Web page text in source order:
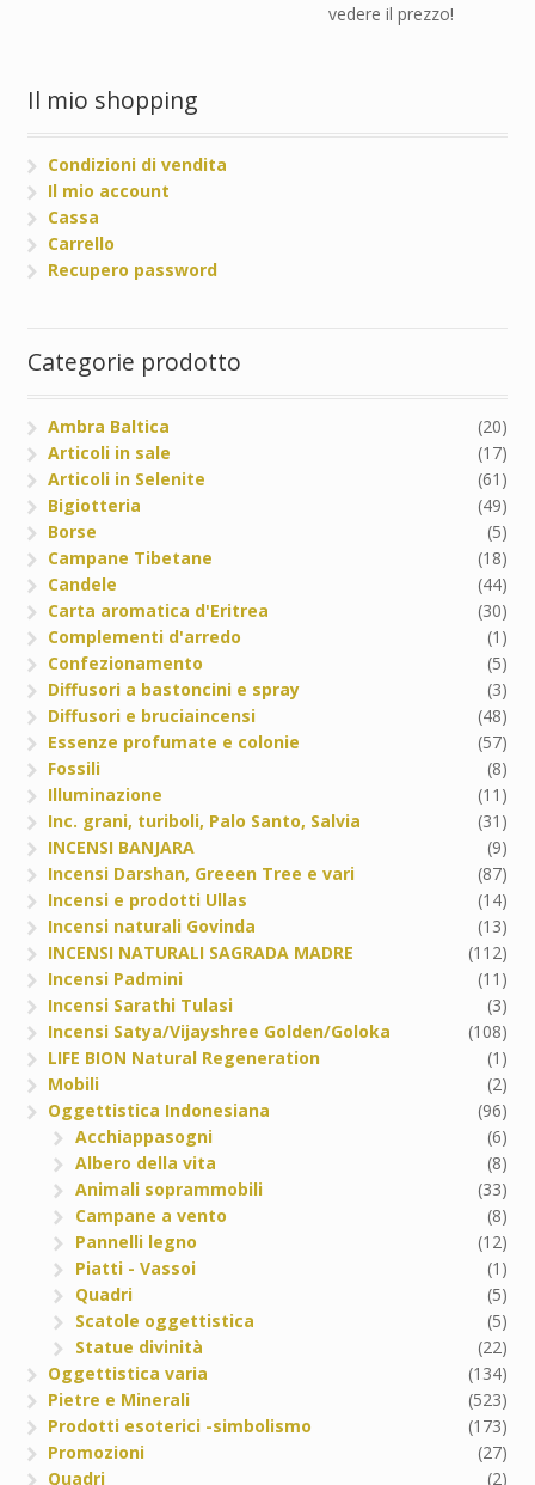
vedere il prezzo!
Il mio shopping
Condizioni di vendita
Il mio account
Cassa
Carrello
Recupero password
Categorie prodotto
Ambra Baltica
(20)
Articoli in sale
(17)
Articoli in Selenite
(61)
Bigiotteria
(49)
Borse
(5)
Campane Tibetane
(18)
Candele
(44)
Carta aromatica d'Eritrea
(30)
Complementi d'arredo
(1)
Confezionamento
(5)
Diffusori a bastoncini e spray
(3)
Diffusori e bruciaincensi
(48)
Essenze profumate e colonie
(57)
Fossili
(8)
Illuminazione
(11)
Inc. grani, turiboli, Palo Santo, Salvia
(31)
INCENSI BANJARA
(9)
Incensi Darshan, Greeen Tree e vari
(87)
Incensi e prodotti Ullas
(14)
Incensi naturali Govinda
(13)
INCENSI NATURALI SAGRADA MADRE
(112)
Incensi Padmini
(11)
Incensi Sarathi Tulasi
(3)
Incensi Satya/Vijayshree Golden/Goloka
(108)
LIFE BION Natural Regeneration
(1)
Mobili
(2)
Oggettistica Indonesiana
(96)
Acchiappasogni
(6)
Albero della vita
(8)
Animali soprammobili
(33)
Campane a vento
(8)
Pannelli legno
(12)
Piatti - Vassoi
(1)
Quadri
(5)
Scatole oggettistica
(5)
Statue divinità
(22)
Oggettistica varia
(134)
Pietre e Minerali
(523)
Prodotti esoterici -simbolismo
(173)
Promozioni
(27)
Quadri
(2)